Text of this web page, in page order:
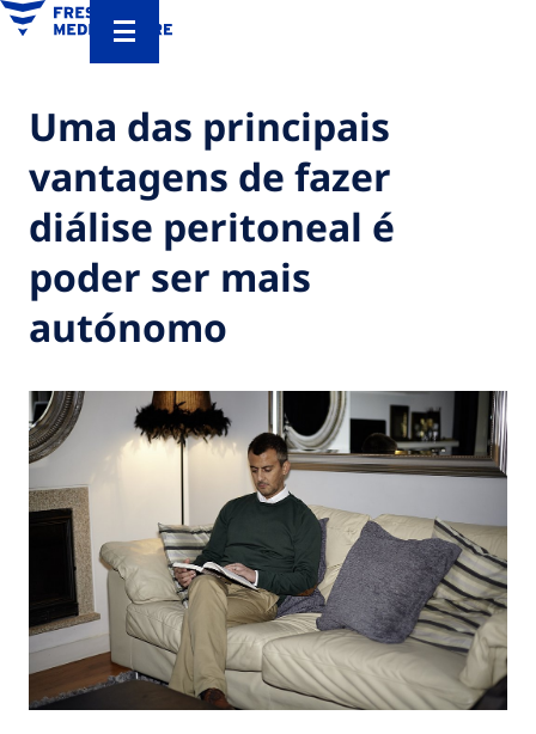
Uma das principais
vantagens de fazer
diálise peritoneal é
poder ser mais
autónomo